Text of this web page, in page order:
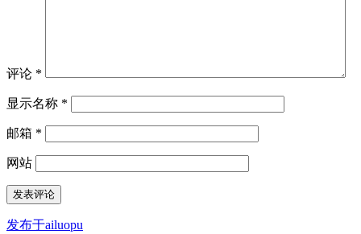
评论 *
显示名称 *
邮箱 *
网站
文
发布于ailuopu